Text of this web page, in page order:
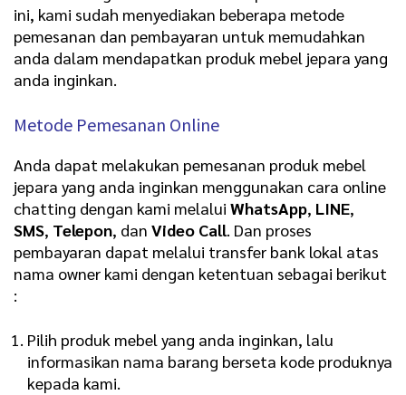
ini, kami sudah menyediakan beberapa metode
pemesanan dan pembayaran untuk memudahkan
anda dalam mendapatkan produk mebel jepara yang
anda inginkan.
Metode Pemesanan Online
Anda dapat melakukan pemesanan produk mebel
jepara yang anda inginkan menggunakan cara online
chatting dengan kami melalui WhatsApp, LINE,
SMS, Telepon, dan Video Call . Dan proses
pembayaran dapat melalui transfer bank lokal atas
nama owner kami dengan ketentuan sebagai berikut
:
Pilih produk mebel yang anda inginkan, lalu
informasikan nama barang berseta kode produknya
kepada kami.